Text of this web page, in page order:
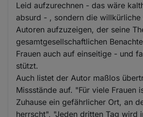
Leid aufzurechnen - das wäre
absurd - , sondern die willkürliche
Autoren aufzuzeigen, der seine
gesamtgesellschaftlichen
Frauen auch auf einseitige - und
stützt.
Auch listet der Autor maßlos
Missstände auf. "Für viele Frauen
Zuhause ein gefährlicher Ort, an
herrscht", "Jeden dritten Tag wird